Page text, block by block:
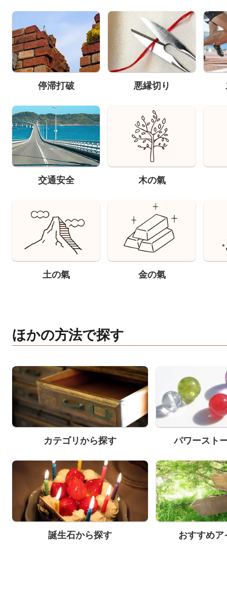
停滞打破 悪縁切り
交通安全 木の氣
土の氣 金の氣
ほかの方法で探す
カテゴリから探す パワースト
誕生石から探す おすすめア